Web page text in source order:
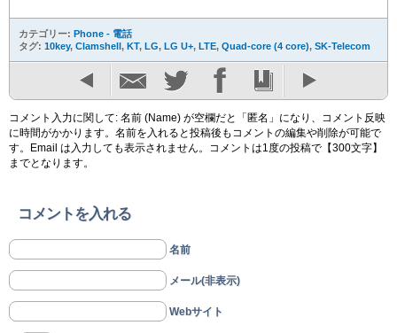
カテゴリー: Phone - 電話
タグ: 10key, Clamshell , KT, LG, LG U+, LTE, Quad-core (4 core), SK-Telecom
コメント入力に関して: 名前 (Name) が空欄だと「匿名」になり、コメント反映
に時間がかかります。名前を入れると投稿後もコメントの編集や削除が可能で
す。Email は入力しても表示されません。コメントは1度の投稿で【300文字】
までとなります。
コメントを入れる
名前
メール(非表示)
Webサイト